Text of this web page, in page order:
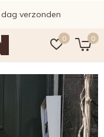
0 0
verzonden